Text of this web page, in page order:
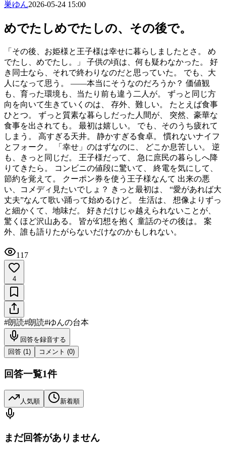
巣ゆん2026-05-24 15:00
めでたしめでたしの、その後で。
「その後、お姫様と王子様は幸せに暮らしましたとさ。 め
でたし、めでたし。」 子供の頃は、何も疑わなかった。 好
き同士なら、それで終わりなのだと思っていた。 でも、大
人になって思う。 ――本当にそうなのだろうか？ 価値観
も、育った環境も、当たり前も違う二人が。 ずっと同じ方
向を向いて生きていくのは、 存外、難しい。 たとえば食事
ひとつ。 ずっと質素な暮らしだった人間が、 突然、豪華な
食事を出されても。 最初は嬉しい。 でも、そのうち疲れて
しまう。 高すぎる天井。 静かすぎる食卓。 慣れないナイフ
とフォーク。 「幸せ」のはずなのに、 どこか息苦しい。 逆
も、きっと同じだ。 王子様だって、 急に庶民の暮らしへ降
りてきたら。 コンビニの値段に驚いて、 終電を気にして、
節約を覚えて。 クーポン券を使う王子様なんて 出来の悪
い、コメディ見たいでしょ？ きっと最初は、 “愛があれば大
丈夫”なんて歌い踊って始めるけど。 生活は、 想像よりずっ
と細かくて、地味だ。 好きだけじゃ越えられないことが、
驚くほど沢山ある。 皆が幻想を抱く 童話のその後は。 案
外、誰も語りたがらないだけなのかもしれない。
117
4
#朗読#朗読#ゆんの台本
回答を録音する
回答 (1 ) コメント (0)
回答一覧1件
人気順 新着順
まだ回答がありません